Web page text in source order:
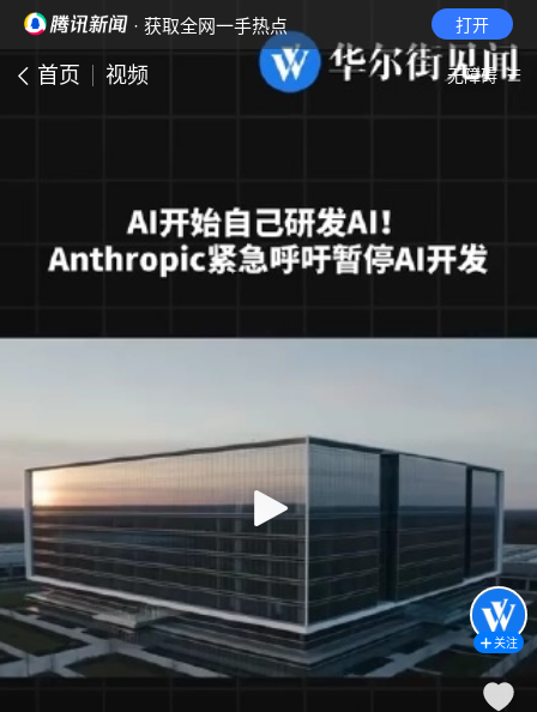
· 获取全网一手热点 打开
首页 视频 无障碍
关注